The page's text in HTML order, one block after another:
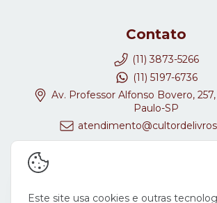
Contato
(11) 3873-5266
(11) 5197-6736
Av. Professor Alfonso Bovero,
Paulo-SP
Este site usa cookies e outras